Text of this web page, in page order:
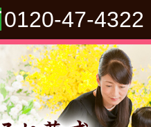
0120-47-4322